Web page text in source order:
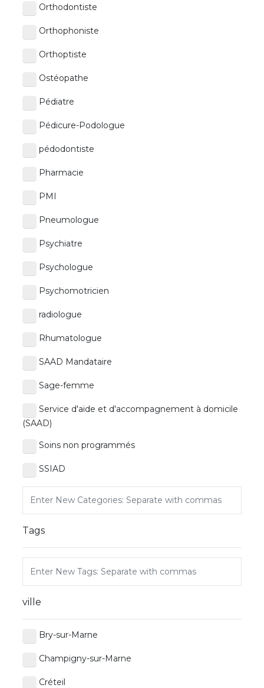
Orthodontiste
Orthophoniste
Orthoptiste
Ostéopathe
Pédiatre
Pédicure-Podologue
pédodontiste
Pharmacie
PMI
Pneumologue
Psychiatre
Psychologue
Psychomotricien
radiologue
Rhumatologue
SAAD Mandataire
Sage-femme
Service d'aide et d'accompagnement à domicile
(SAAD)
Soins non programmés
SSIAD
Tags
ville
Bry-sur-Marne
Champigny-sur-Marne
Créteil